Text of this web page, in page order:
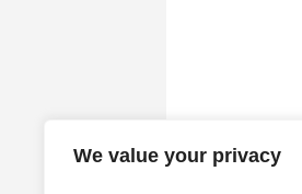
We value your privacy